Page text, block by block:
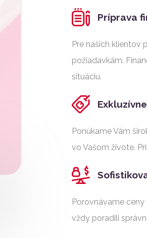
Príprava
Pre našich klientov
požiadavkám.
situáciu.
Ponúkame Vám
vo Vašom živote.
Porovnávame
vždy poradili